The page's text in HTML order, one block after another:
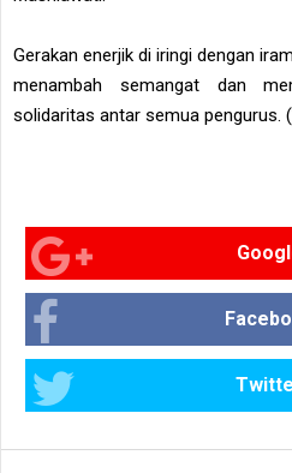
Gerakan enerjik di iringi dengan
menambah semangat dan
solidaritas antar semua pengurus.